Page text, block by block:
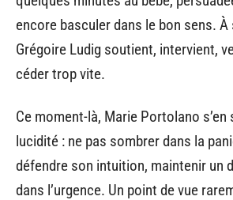
encore basculer dans le bon sens.
Grégoire Ludig soutient, intervient,
céder trop vite.
Ce moment-là, Marie Portolano s’en
lucidité : ne pas sombrer dans la
défendre son intuition, maintenir un
dans l’urgence. Un point de vue